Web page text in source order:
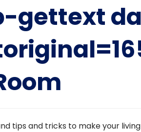
gettext
tips and tricks to make your